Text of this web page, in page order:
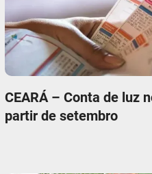
CEARÁ – Conta de luz
partir de setembro